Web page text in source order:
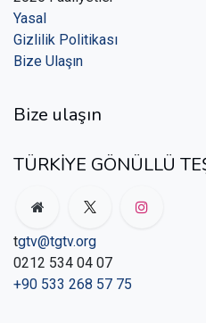
Yasal
Gizlilik Politikası
Bize Ulaşın
Bize ulaşın
TÜRKİYE GÖNÜLLÜ
tgtv@tgtv.org
0212 534 04 07
+90 533 268 57 75